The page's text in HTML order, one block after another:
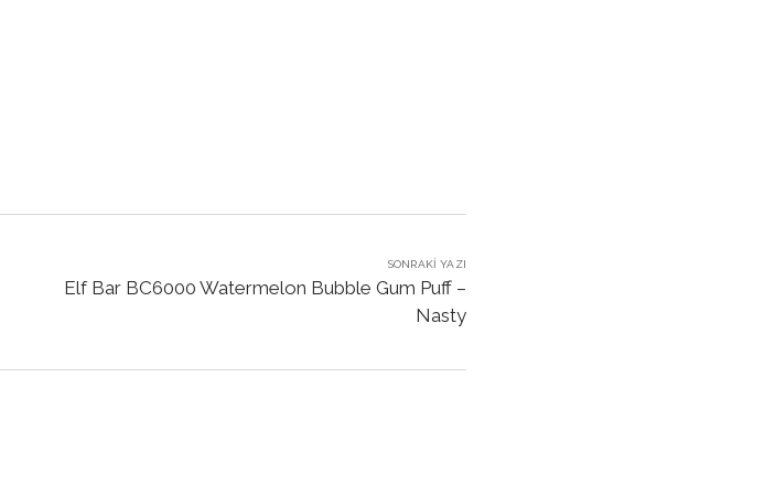
SONRAKI YAZI
Elf Bar BC6000 Watermelon Bubble Gum Puff –
Nasty